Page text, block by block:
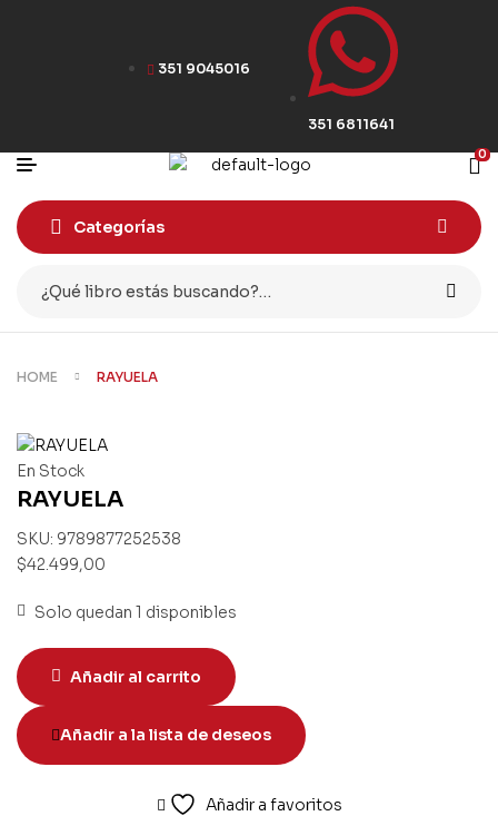
351 9045016
351 6811641
0
Categorías
HOME RAYUELA
En Stock
RAYUELA
SKU: 9789877252538
$42.499,00
Solo quedan 1 disponibles
Añadir al carrito
Añadir a la lista de deseos
Añadir a favoritos